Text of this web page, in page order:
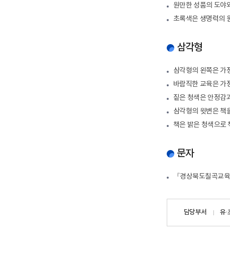
원만한 성품의 도야
초록색은 생명력의
삼각형
삼각형의 왼쪽은 가
바람직한 교육은 가
짙은 청색은 안정감
삼각형의 윗변은 책
책은 밝은 청색으로
문자
『경상북도칠곡교
담당부서 유·